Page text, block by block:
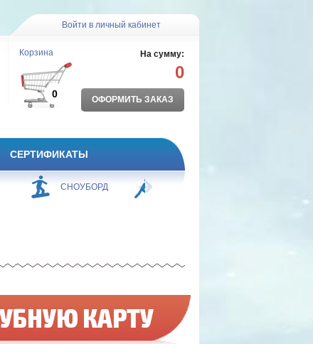
Войти в личный кабинет
Корзина
0
На сумму:
0
ОФОРМИТЬ ЗАКАЗ
СЕРТИФИКАТЫ
СНОУБОРД